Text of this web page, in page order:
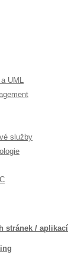
UML
služby
stránek / aplikací